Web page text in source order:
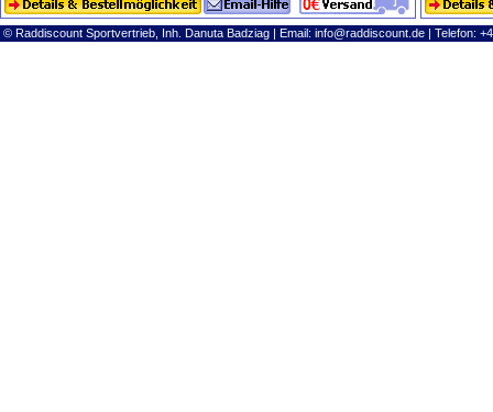
© Raddiscount Sportvertrieb, Inh. Danuta Badziag | Email: info@raddiscount.de | Telefon: